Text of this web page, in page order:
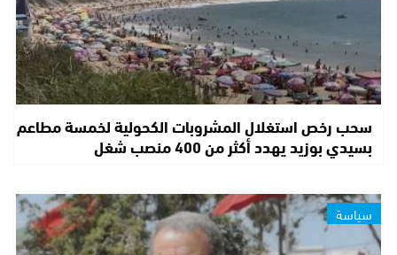
سحب رخص استغلال المشروبات الكحولية لخمسة مطاعم
بسيدي بوزيد يهدد أكثر من 400 منصب شغل
سياسة